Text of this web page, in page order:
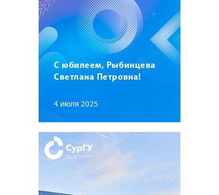
С юбилеем, Рыбинцева
Светлана Петровна!
4 июля 2025